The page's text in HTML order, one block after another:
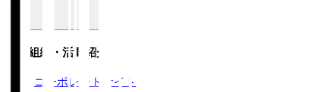
運営組織・活動紹介
コーポレートサイト